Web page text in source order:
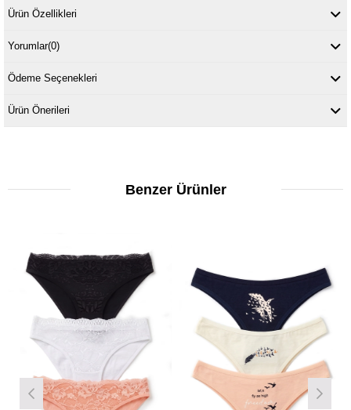
Ürün Özellikleri
Yorumlar(0)
Ödeme Seçenekleri
Ürün Önerileri
Benzer Ürünler